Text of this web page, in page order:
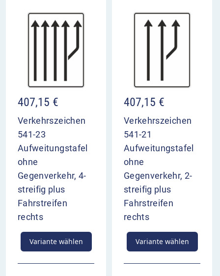
407,15 €
Verkehrszeichen
541-23
Aufweitungstafel
ohne
Gegenverkehr, 4-
streifig plus
Fahrstreifen
rechts
Variante wählen
407,15 €
Verkehrszeichen
541-21
Aufweitungstafel
ohne
Gegenverkehr, 2-
streifig plus
Fahrstreifen
rechts
Variante wählen